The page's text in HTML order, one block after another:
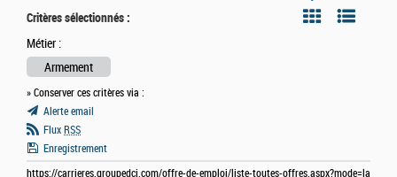
Critères sélectionnés :
Métier :
Armement
» Conserver ces critères via :
Alerte email
Flux RSS
Enregistrement
https://carrieres.groupedci.com/offre-de-emploi/liste-toutes-offres.aspx?mode=la